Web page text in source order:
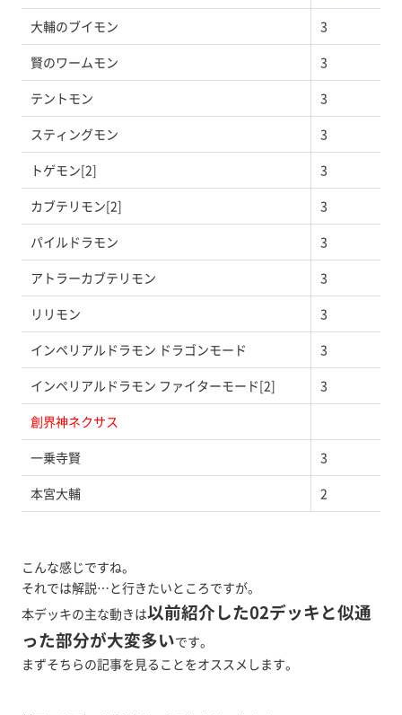
大輔のブイモン
3
賢のワームモン
3
テントモン
3
スティングモン
3
トゲモン[2]
3
カブテリモン[2]
3
パイルドラモン
3
アトラーカブテリモン
3
リリモン
3
インペリアルドラモン ドラゴンモード
3
インペリアルドラモン ファイターモード[2]
3
創界神ネクサス
一乗寺賢
3
本宮大輔
2
こんな感じですね。
それでは解説…と行きたいところですが。
本デッキの主な動きは以前紹介した02デッキと似通
った部分が大変多いです。
まずそちらの記事を見ることをオススメします。